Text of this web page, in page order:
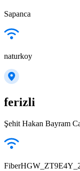
Sapanca
naturkoy
ferizli
Şehit Hakan Bayram